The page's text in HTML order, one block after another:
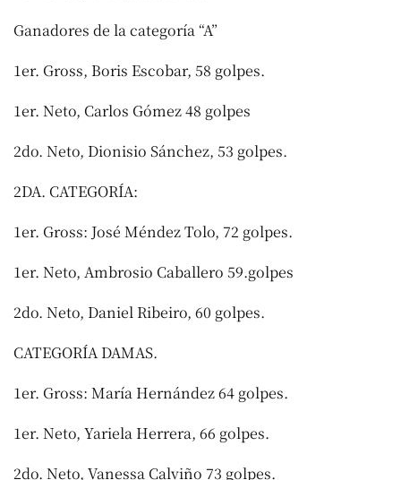
Ganadores de la categoría “A”
1er. Gross, Boris Escobar, 58 golpes.
1er. Neto, Carlos Gómez 48 golpes
2do. Neto, Dionisio Sánchez, 53 golpes.
2DA. CATEGORÍA:
1er. Gross: José Méndez Tolo, 72 golpes.
1er. Neto, Ambrosio Caballero 59.golpes
2do. Neto, Daniel Ribeiro, 60 golpes.
CATEGORÍA DAMAS.
1er. Gross: María Hernández 64 golpes.
1er. Neto, Yariela Herrera, 66 golpes.
2do. Neto, Vanessa Calviño 73 golpes.